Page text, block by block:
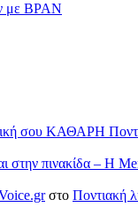
με BPAN
δική σου ΚΑΘΑΡΗ
στην πινακίδα – Η
στο Ποντιακή